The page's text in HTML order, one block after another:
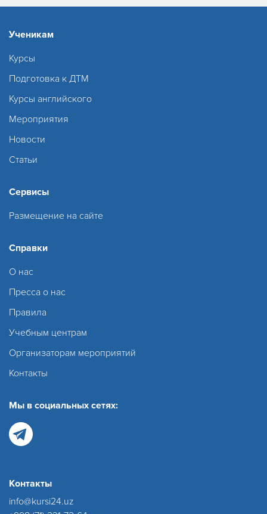
Ученикам
Курсы
Подготовка к ДТМ
Курсы английского
Мероприятия
Новости
Статьи
Сервисы
Размещение на сайте
Справки
О нас
Пресса о нас
Правила
Учебным центрам
Организаторам мероприятий
Контакты
Мы в социальных сетях:
Контакты
info@kursi24.uz